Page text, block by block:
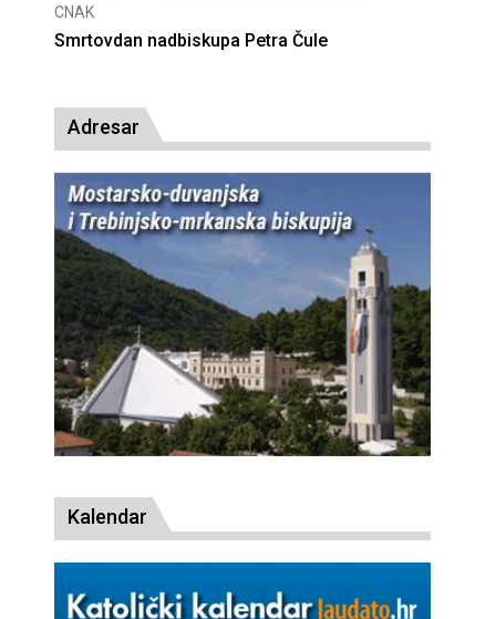
CNAK
Deseta obljetnica poništenja komunističke
Adresar
Kalendar